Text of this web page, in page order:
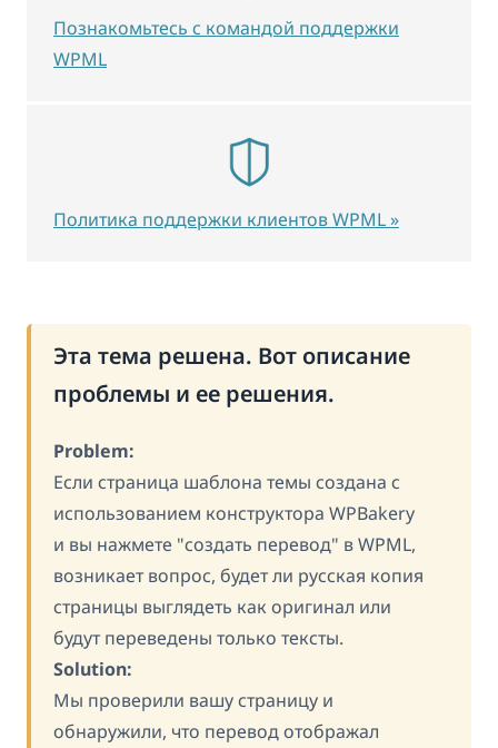
Эта тема решена. Вот описание
проблемы и ее решения.
Problem:
Если страница шаблона темы создана с
использованием конструктора WPBakery
и вы нажмете "создать перевод" в WPML,
возникает вопрос, будет ли русская копия
страницы выглядеть как оригинал или
будут переведены только тексты.
Solution:
Мы проверили вашу страницу и
обнаружили, что перевод отображал
Познакомьтесь с командой поддержки
WPML
Политика поддержки клиентов WPML »